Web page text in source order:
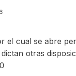
el cual se abre
otras